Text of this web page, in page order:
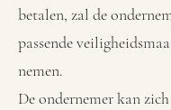
betalen, zal de
passende
nemen.
De ondernemer kan